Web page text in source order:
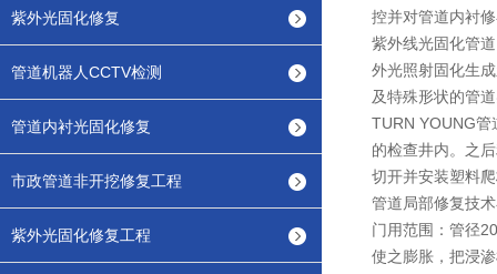
紫外光固化修复
管道机器人CCTV检测
管道内衬光固化修复
市政管道非开挖修复工程
紫外光固化修复工程
控并对管道内衬
紫外线光固化管
外光照射固化生
及特殊形状的管
TURN YOUNG管
的检查井内。之
切开并安装塑料
管道局部修复技
门用范围：管径
使之膨胀，把浸